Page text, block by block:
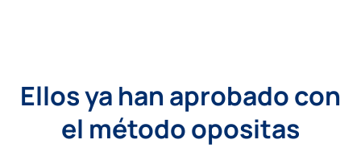
Ellos ya han aprobado con
el método opositas